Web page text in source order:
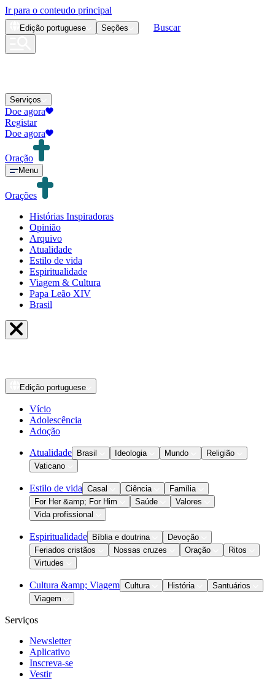
Ir para o conteudo principal
Edição portuguese Seções Buscar
Serviços
Doe agora
Registar
Doe agora
Oração
Menu
Orações
Histórias Inspiradoras
Opinião
Arquivo
Atualidade
Estilo de vida
Espiritualidade
Viagem & Cultura
Papa Leão XIV
Brasil
Edição portuguese
Vício
Adolescência
Adoção
Atualidade Brasil Ideologia Mundo
Religião
Vaticano
Estilo de vida Casal Ciência
Família
For Her &amp; For Him
Saúde
Valores
Vida profissional
Espiritualidade Bíblia e doutrina
Devoção
Feriados cristãos
Nossas cruzes Oração
Ritos
Virtudes
Cultura &amp; Viagem Cultura História
Santuários
Viagem
Serviços
Newsletter
Aplicativo
Inscreva-se
Vestir